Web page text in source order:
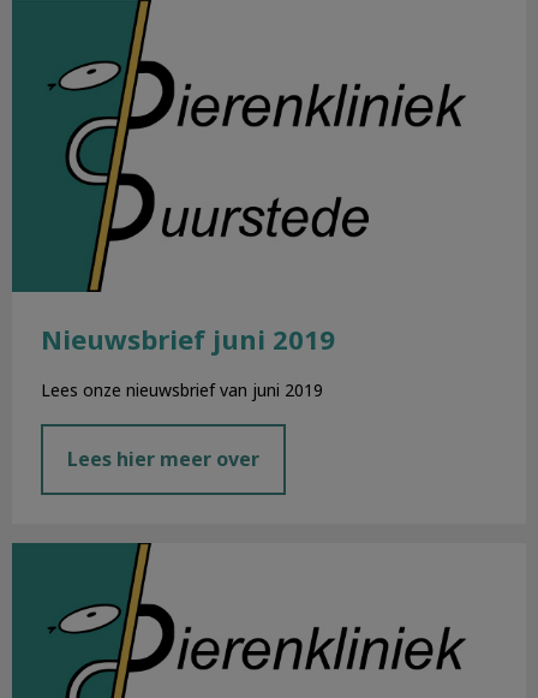
Nieuwsbrief juni 2019
Nieuwsbrief juni 2019
Lees onze nieuwsbrief van juni 2019
Lees hier meer over
Nieuwsbrief mei 2019